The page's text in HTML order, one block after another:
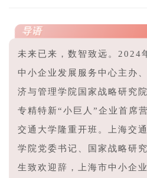
导语
未来已来，数智致远。 2024
中小企业发展服务中心主办
济与管理学院国家战略研究
专精特新“小巨人”企业首席
交通大学隆重开班。上海交
学院党委书记、国家战略研
生致欢迎辞，上海市中小企